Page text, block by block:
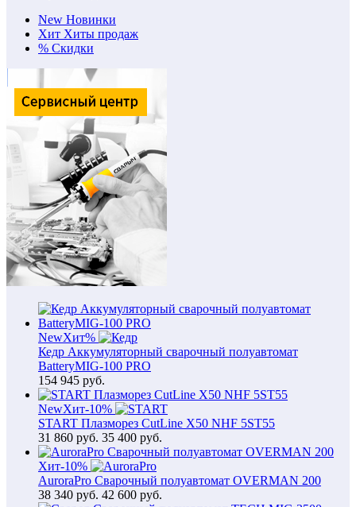
New Новинки
Хит Хиты продаж
% Скидки
NewХит%
Кедр Аккумуляторный сварочный полуавтомат
BatteryMIG-100 PRO
154 945 руб.
NewХит-10%
START Плазморез CutLine X50 NHF 5ST55
31 860 руб. 35 400 руб.
Хит-10%
AuroraPro Сварочный полуавтомат OVERMAN 200
38 340 руб. 42 600 руб.